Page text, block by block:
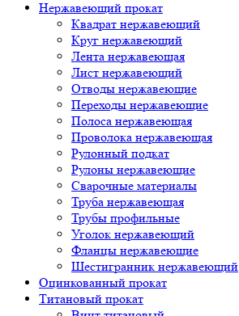
Нержавеющий прокат
Квадрат нержавеющий
Круг нержавеющий
Лента нержавеющая
Лист нержавеющий
Отводы нержавеющие
Переходы нержавеющие
Полоса нержавеющая
Проволока нержавеющая
Рулонный подкат
Рулоны нержавеющие
Сварочные материалы
Труба нержавеющая
Трубы профильные
Уголок нержавеющий
Фланцы нержавеющие
Шестигранник нержавеющий
Оцинкованный прокат
Титановый прокат